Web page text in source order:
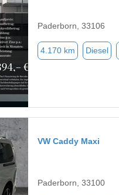
Paderborn, 33106
4.170 km Diesel
VW Caddy Maxi
Paderborn, 33100